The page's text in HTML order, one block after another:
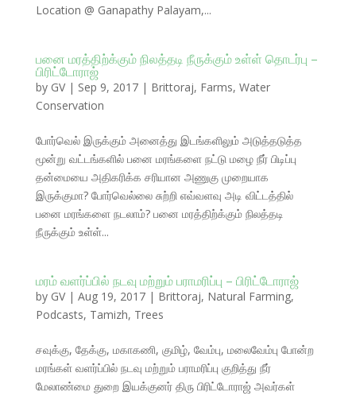
Location @ Ganapathy Palayam,...
பனை மரத்திற்க்கும் நிலத்தடி நீருக்கும் உள்ள் தொடர்பு –
பிரிட்டோராஜ்
by GV| Sep 9, 2017| Brittoraj, Farms, Water
Conservation
போர்வெல் இருக்கும் அனைத்து இடங்களிலும் அடுத்தடுத்த
மூன்று வட்டங்களில் பனை மரங்களை நட்டு மழை நீர் பிடிப்பு
தன்மையை அதிகரிக்க சரியான அணுகு முறையாக
இருக்குமா? போர்வெல்லை சுற்றி எவ்வளவு அடி விட்டத்தில்
பனை மரங்களை நடலாம்? பனை மரத்திற்க்கும் நிலத்தடி
நீருக்கும் உள்ள்...
மரம் வளர்ப்பில் நடவு மற்றும் பராமரிப்பு – பிரிட்டோராஜ்
by GV| Aug 19, 2017| Brittoraj, Natural Farming,
Podcasts, Tamizh, Trees
சவுக்கு, தேக்கு, மகாகணி, குமிழ், வேம்பு, மலைவேம்பு போன்ற
மரங்கள் வளர்ப்பில் நடவு மற்றும் பராமரிப்பு குறித்து நீர்
மேலாண்மை துறை இயக்குனர் திரு பிரிட்டோராஜ் அவர்கள்